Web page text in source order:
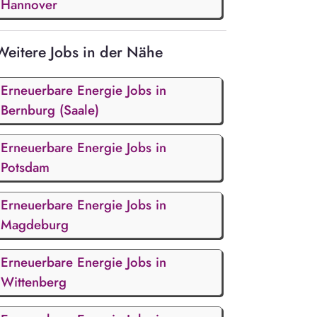
Hannover
Jobs in der Nähe
Erneuerbare Energie Jobs in
Bernburg (Saale)
Erneuerbare Energie Jobs in
Potsdam
Erneuerbare Energie Jobs in
Magdeburg
Erneuerbare Energie Jobs in
Wittenberg